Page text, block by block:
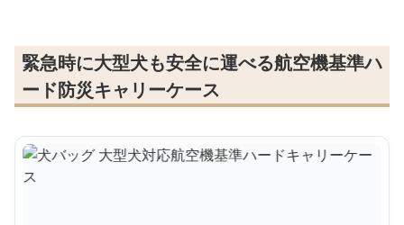
緊急時に大型犬も安全に運べる航空機基準ハ
ード防災キャリーケース